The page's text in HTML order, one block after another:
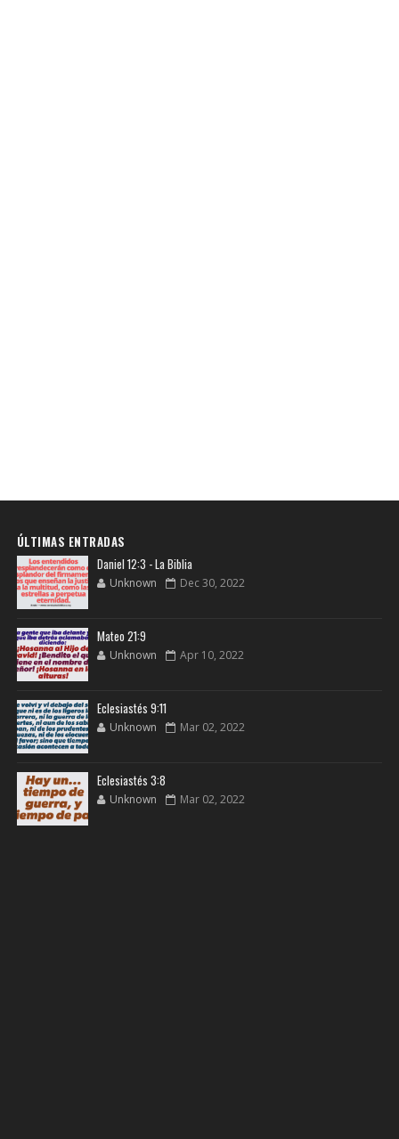
ÚLTIMAS ENTRADAS
Daniel 12:3 - La Biblia
Unknown Dec 30, 2022
Mateo 21:9
Unknown Apr 10, 2022
Eclesiastés 9:11
Unknown Mar 02, 2022
Eclesiastés 3:8
Unknown Mar 02, 2022